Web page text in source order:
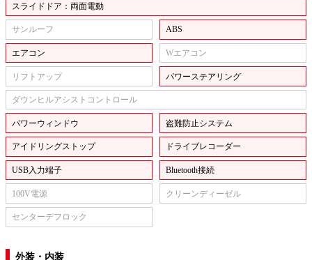
スライドドア：両面電動
サンルーフ ABS
エアコン Wエアコン
リフトアップ パワーステアリング
ダウンヒルアシストコントロール
パワーウィンドウ 盗難防止システム
アイドリングストップ ドライブレコーダー
USB入力端子 Bluetooth接続
100V電源 クリーンディーゼル
センターデフロック
外装・内装